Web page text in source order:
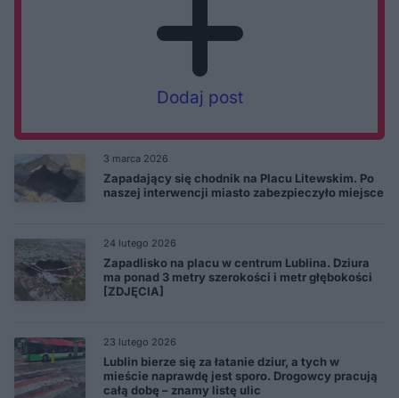
3 marca 2026
Zapadający się chodnik na Placu Litewskim. Po
naszej interwencji miasto zabezpieczyło miejsce
24 lutego 2026
Zapadlisko na placu w centrum Lublina. Dziura
ma ponad 3 metry szerokości i metr głębokości
[ZDJĘCIA]
23 lutego 2026
Lublin bierze się za łatanie dziur, a tych w
mieście naprawdę jest sporo. Drogowcy pracują
całą dobę – znamy listę ulic
Dodaj post